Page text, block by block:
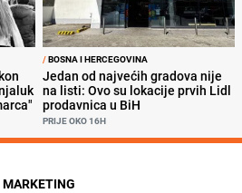
/BOSNA I HERCEGOVINA
Jedan od najvećih gradova nije
na listi: Ovo su lokacije prvih Lidl
prodavnica u BiH
PRIJE OKO 16H
MARKETING